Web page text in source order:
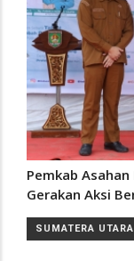
Pemkab
Gerakan Aksi
SUMATERA UTARA